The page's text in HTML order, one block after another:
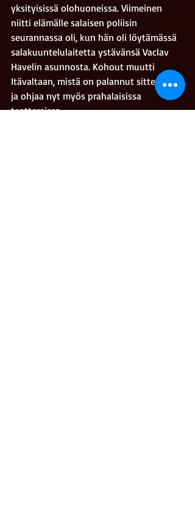
yksityisissä olohuoneissa. Viimeinen
niitti elämälle salaisen poliisin
seurannassa oli, kun hän oli löytämässä
salakuuntelulaitetta ystävänsä Vaclav
Havelin asunnosta. Kohout muutti
Itävaltaan, mistä on palannut sittemmin
ja ohjaa nyt myös prahalaisissa
teattereissa.